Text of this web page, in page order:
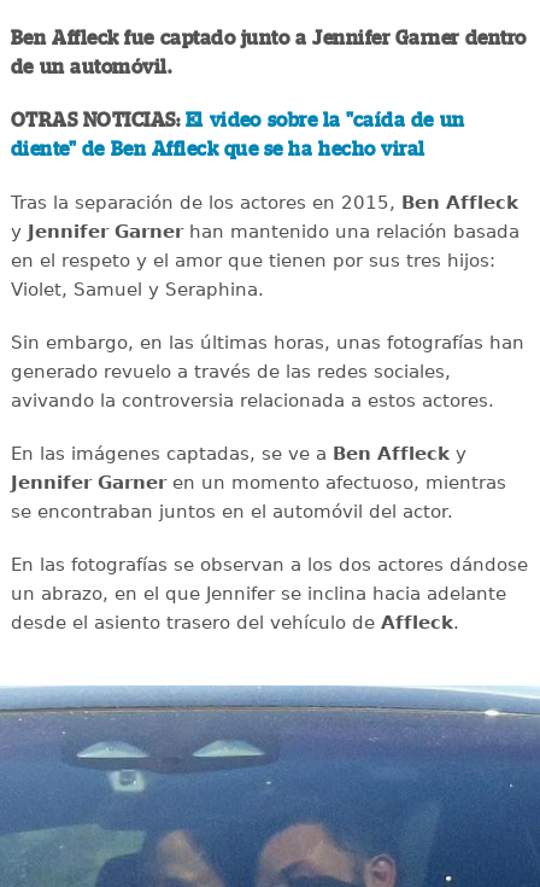
Ben Affleck fue captado junto a Jennifer Garner dentro
de un automóvil.
OTRAS NOTICIAS: El video sobre la "caída de un
diente" de Ben Affleck que se ha hecho viral
Tras la separación de los actores en 2015, Ben Affleck
y Jennifer Garnerhan mantenido una relación basada
en el respeto y el amor que tienen por sus tres hijos:
Violet, Samuel y Seraphina.
Sin embargo, en las últimas horas, unas fotografías han
generado revuelo a través de las redes sociales,
avivando la controversia relacionada a estos actores.
En las imágenes captadas, se ve a Ben Afflecky
Jennifer Garneren un momento afectuoso, mientras
se encontraban juntos en el automóvil del actor.
En las fotografías se observan a los dos actores dándose
un abrazo, en el que Jennifer se inclina hacia adelante
desde el asiento trasero del vehículo de Affleck.